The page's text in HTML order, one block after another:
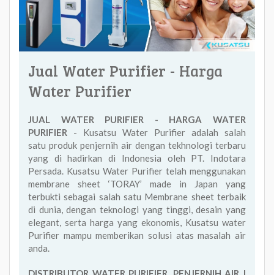
Jual Water Purifier - Harga
Water Purifier
JUAL WATER PURIFIER - HARGA WATER
PURIFIER - Kusatsu Water Purifier adalah salah
satu produk penjernih air dengan tekhnologi terbaru
yang di hadirkan di Indonesia oleh PT. Indotara
Persada. Kusatsu Water Purifier telah menggunakan
membrane sheet ‘TORAY’ made in Japan yang
terbukti sebagai salah satu Membrane sheet terbaik
di dunia, dengan teknologi yang tinggi, desain yang
elegant, serta harga yang ekonomis, Kusatsu water
Purifier mampu memberikan solusi atas masalah air
anda.